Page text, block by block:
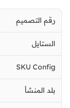
رقم التصميم
الستايل
SKU Config
بلد المنشأ